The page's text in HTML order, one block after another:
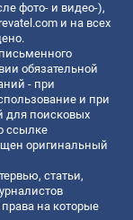
фото- и видео-),
и на всех
обязательной
- при
и при
для поисковых
ссылке
оригинальный
статьи,
на которые